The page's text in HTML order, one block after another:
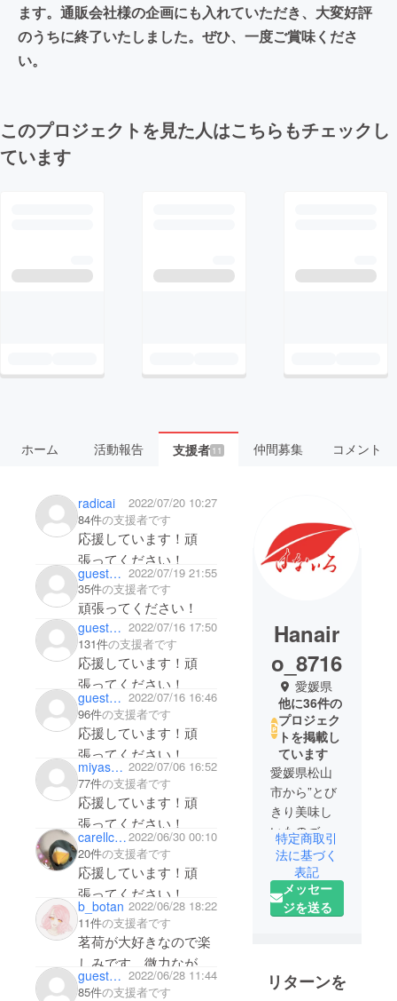
ます。通販会社様の企画にも入れていただき、大変好評
のうちに終了いたしました。ぜひ、一度ご賞味くださ
い。
このプロジェクトを見た人はこちらもチェックし
ています
ホーム 活動報告 支援者 11 仲間募集 コメント
radicai
2022/07/20 10:27
84件の支援者です
応援しています！頑
張ってください！
guest87b0997d7474 2022/07/19 21:55
35件の支援者です
頑張ってください！
guest97d84b4817b4 2022/07/16 17:50
131件の支援者です
応援しています！頑
張ってください！
guest970265dae864 2022/07/16 16:46
96件の支援者です
応援しています！頑
張ってください！
miyasatokoji 2022/07/06 16:52
77件の支援者です
応援しています！頑
張ってください！
carellchan2022/06/30 00:10
20件の支援者です
応援しています！頑
張ってください！
b_botan 2022/06/28 18:22
11件の支援者です
茗荷が大好きなので楽
しみです。微力ながら
応援してます頑張って
gueste686b23e47 2022/06/28 11:44
85件の支援者です
Hanair
o_8716
愛媛県
他に36件の
プロジェク
トを掲載し
ています
愛媛県松山
市から”とび
きり美味し
いものづく
り”を経営理
念として、
活動をして
います。
んで美味し
特定商取引
法に基づく
表記
メッセー
ジを送る
リターンを